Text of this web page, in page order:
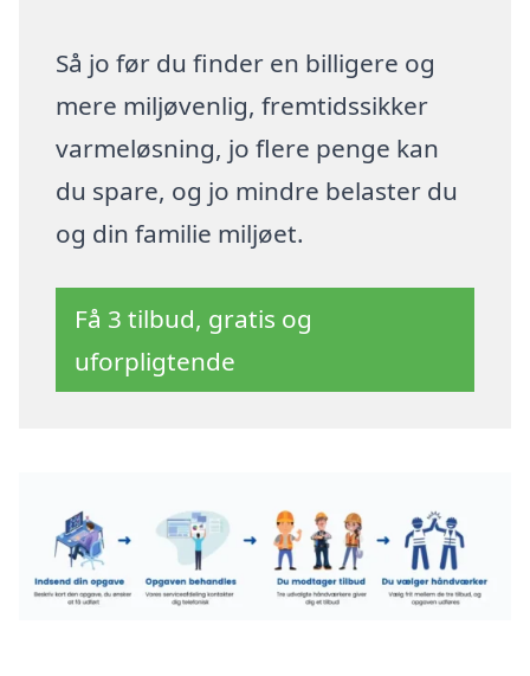
Så jo før du finder en billigere og
mere miljøvenlig, fremtidssikker
varmeløsning, jo flere penge kan
du spare, og jo mindre belaster du
og din familie miljøet.
Få 3 tilbud, gratis og
uforpligtende